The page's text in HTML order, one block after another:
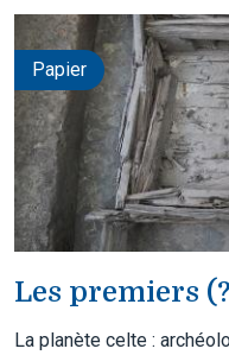
Papier
Les premiers
La planète celte :